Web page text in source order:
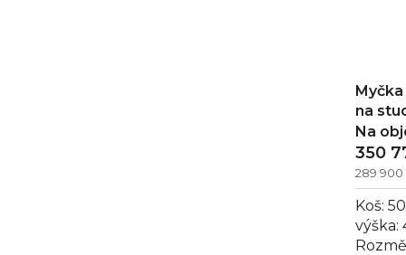
Myčka
na
Na
289 900
350
Koš:
výška: